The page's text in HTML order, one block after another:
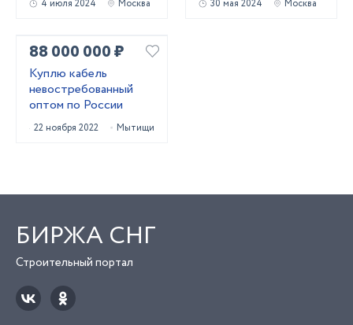
4 июля 2024 Москва 30 мая 2024 Москва
88 000 000 ₽
Куплю кабель
невостребованный
оптом по России
22 ноября 2022 Мытищи
БИРЖА СНГ
Строительный портал